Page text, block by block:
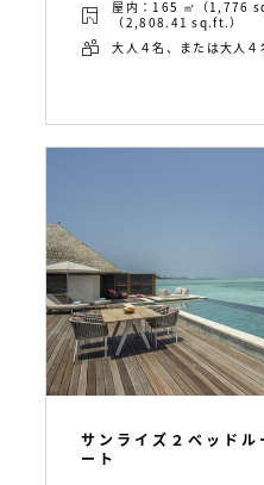
屋内：165 ㎡（1,776
（2,808.41 sq.ft.）
大人４名、または大人４
サンライズ２ベッドル
ート